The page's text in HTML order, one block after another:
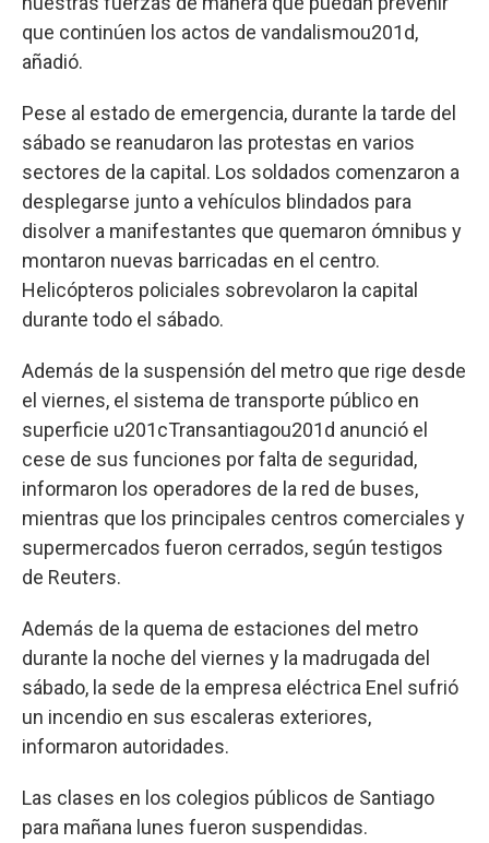
que continúen los actos de vandalismou201d,
añadió.
Pese al estado de emergencia, durante la tarde del
sábado se reanudaron las protestas en varios
sectores de la capital. Los soldados comenzaron a
desplegarse junto a vehículos blindados para
disolver a manifestantes que quemaron ómnibus y
montaron nuevas barricadas en el centro.
Helicópteros policiales sobrevolaron la capital
durante todo el sábado.
Además de la suspensión del metro que rige desde
el viernes, el sistema de transporte público en
superficie u201cTransantiagou201d anunció el
cese de sus funciones por falta de seguridad,
informaron los operadores de la red de buses,
mientras que los principales centros comerciales y
supermercados fueron cerrados, según testigos
de Reuters.
Además de la quema de estaciones del metro
durante la noche del viernes y la madrugada del
sábado, la sede de la empresa eléctrica Enel sufrió
un incendio en sus escaleras exteriores,
informaron autoridades.
Las clases en los colegios públicos de Santiago
para mañana lunes fueron suspendidas.